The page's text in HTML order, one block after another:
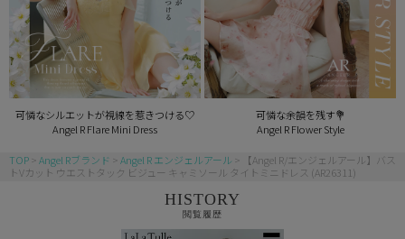
可憐なシルエットが視線を惹きつける♡
Angel R Flare Mini Dress
可憐な余韻を残す💐
Angel R Flower Style
TOP Angel Rブランド Angel R エンジェルアール
【Angel R/エンジェルアール】バス
トVカット ウエストタック ビジュー キャミソール タイトミニドレス (AR26311)
HISTORY
閲覧履歴